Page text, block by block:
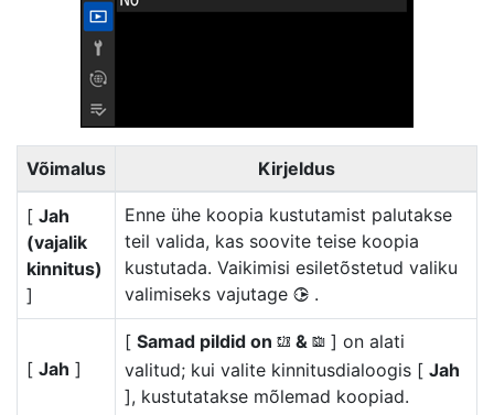
Võimalus Kirjeldus
[ Jah
(vajalik
kinnitus)
]
Enne ühe koopia kustutamist palutakse
teil valida, kas soovite teise koopia
kustutada. Vaikimisi esiletõstetud valiku
valimiseks vajutage 2 .
[ Jah ]
[ Samad pildid on w & x ] on alati
valitud; kui valite kinnitusdialoogis [ Jah
], kustutatakse mõlemad koopiad.